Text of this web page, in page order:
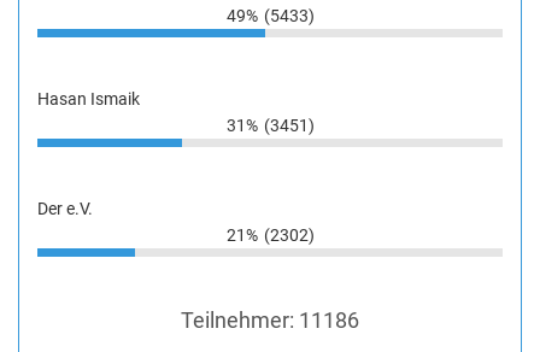
49% (5433)
Hasan Ismaik
31% (3451)
Der e.V.
21% (2302)
Teilnehmer: 11186